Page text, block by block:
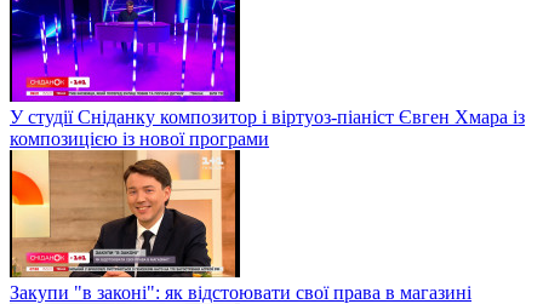
У студії Сніданку композитор і віртуоз-піаніст Євген Хмара із
композицією із нової програми
Закупи "в законі": як відстоювати свої права в магазині